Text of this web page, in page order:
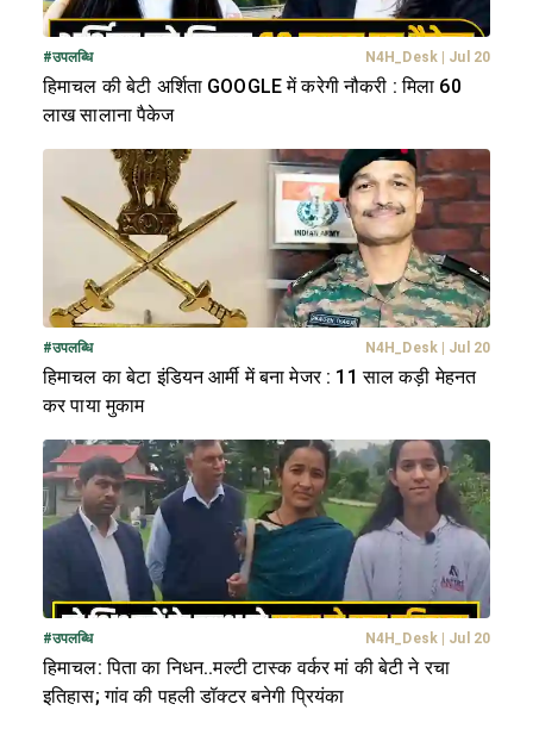
#उपलब्धि N4H_Desk| Jul 20
हिमाचल की बेटी अर्शिता GOOGLE में करेगी नौकरी : मिला 60
लाख सालाना पैकेज
#उपलब्धि N4H_Desk| Jul 20
हिमाचल का बेटा इंडियन आर्मी में बना मेजर : 11 साल कड़ी मेहनत
कर पाया मुकाम
#उपलब्धि N4H_Desk| Jul 20
हिमाचल: पिता का निधन..मल्टी टास्क वर्कर मां की बेटी ने रचा
इतिहास; गांव की पहली डॉक्टर बनेगी प्रियंका